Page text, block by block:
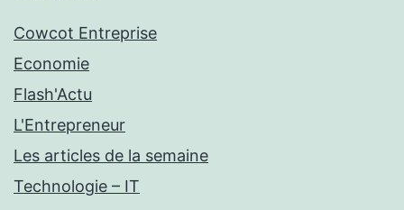
Cowcot Entreprise
Economie
Flash'Actu
L'Entrepreneur
Les articles de la semaine
Technologie – IT